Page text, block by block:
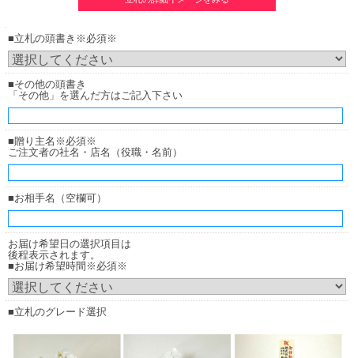
（正面からみたイメージ）
（横からみたイメージ）
お花の下（花の中）に立ててご用意致します。
■立札の頭書き※必須※
■その他の頭書き
「その他」を選んだ方はご記入下さい
■贈り主名※必須※
ご注文者の社名・店名（役職・名前）
■お相手名（空欄可）
お届け希望日の選択項目は
後程表示されます。
■お届け希望時間※必須※
■立札のグレード選択